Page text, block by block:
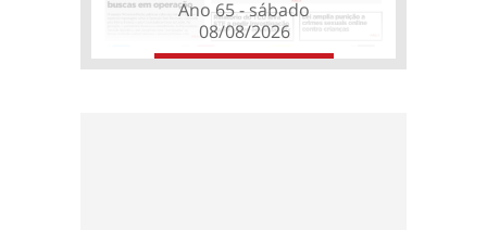
Ano 65 - sábado
08/08/2026